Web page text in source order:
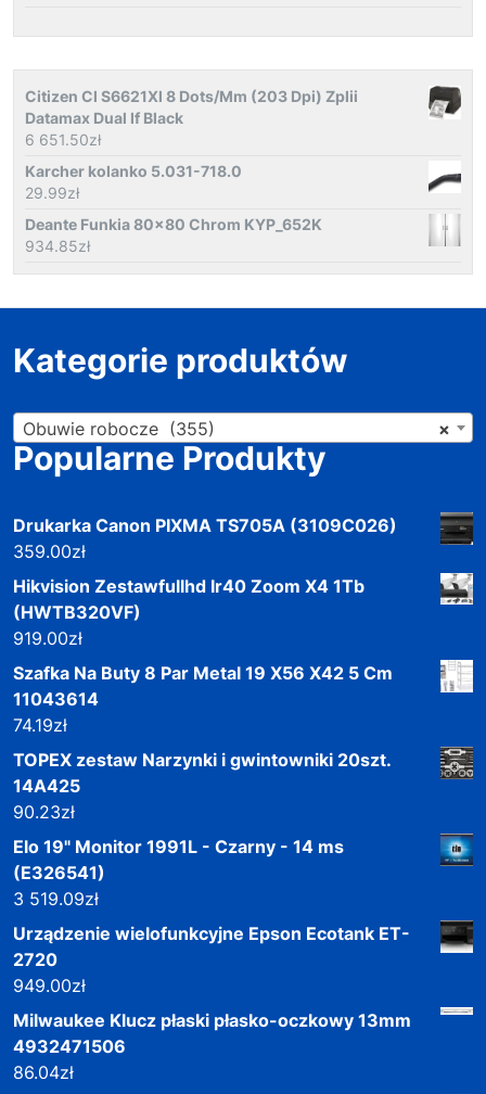
Citizen Cl S6621Xl 8 Dots/Mm (203 Dpi) Zplii
Datamax Dual If Black
6 651.50zł
Karcher kolanko 5.031-718.0
29.99zł
Deante Funkia 80x80 Chrom KYP_652K
934.85zł
Kategorie produktów
×
Obuwie robocze (355)
Popularne Produkty
Drukarka Canon PIXMA TS705A (3109C026)
359.00zł
Hikvision Zestawfullhd Ir40 Zoom X4 1Tb
(HWTB320VF)
919.00zł
Szafka Na Buty 8 Par Metal 19 X56 X42 5 Cm
11043614
74.19zł
TOPEX zestaw Narzynki i gwintowniki 20szt.
14A425
90.23zł
Elo 19" Monitor 1991L - Czarny - 14 ms
(E326541)
3 519.09zł
Urządzenie wielofunkcyjne Epson Ecotank ET-
2720
949.00zł
Milwaukee Klucz płaski płasko-oczkowy 13mm
4932471506
86.04zł